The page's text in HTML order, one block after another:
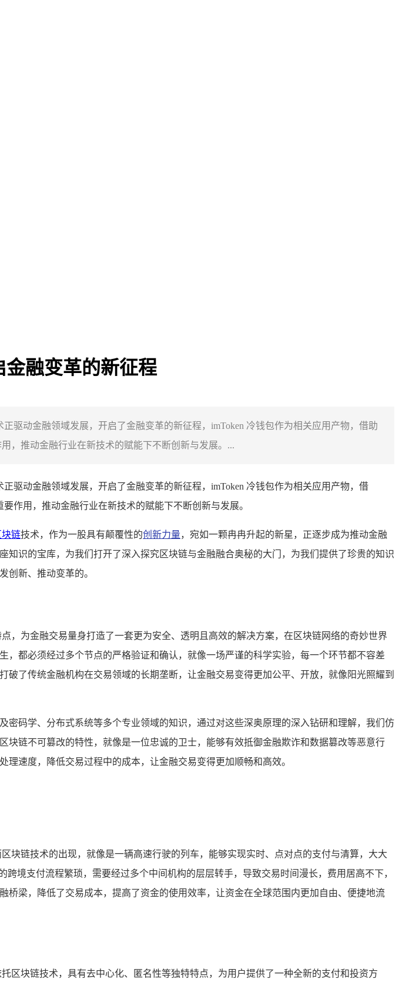
融变革的新征程
驱动金融领域发展，开启了金融变革的新征程，imToken 冷钱包作为相关应用产物，借助
，推动金融行业在新技术的赋能下不断创新与发展。...
驱动金融领域发展，开启了金融变革的新征程，imToken 冷钱包作为相关应用产物，借
作用，推动金融行业在新技术的赋能下不断创新与发展。
块链技术，作为一股具有颠覆性的创新力量，宛如一颗冉冉升起的新星，正逐步成为推动金融
识的宝库，为我们打开了深入探究区块链与金融融合奥秘的大门，为我们提供了珍贵的知识
创新、推动变革的。
，为金融交易量身打造了一套更为安全、透明且高效的解决方案，在区块链网络的奇妙世界
都必须经过多个节点的严格验证和确认，就像一场严谨的科学实验，每一个环节都不容差
了传统金融机构在交易领域的长期垄断，让金融交易变得更加公平、开放，就像阳光照耀到
密码学、分布式系统等多个专业领域的知识，通过对这些深奥原理的深入钻研和理解，我们仿
链不可篡改的特性，就像是一位忠诚的卫士，能够有效抵御金融欺诈和数据篡改等恶意行
速度，降低交易过程中的成本，让金融交易变得更加顺畅和高效。
块链技术的出现，就像是一辆高速行驶的列车，能够实现实时、点对点的支付与清算，大大
境支付流程繁琐，需要经过多个中间机构的层层转手，导致交易时间漫长，费用居高不下，
梁，降低了交易成本，提高了资金的使用效率，让资金在全球范围内更加自由、便捷地流
区块链技术，具有去中心化、匿名性等独特特点，为用户提供了一种全新的支付和投资方